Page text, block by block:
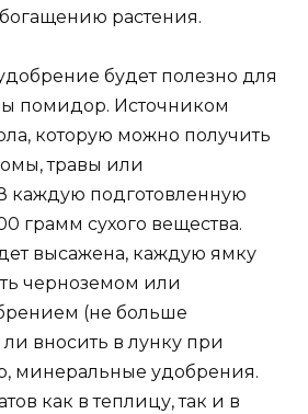
растения.
будет полезно для
помидор. Источником
которую можно получить
травы или
каждую подготовленную
грамм сухого вещества.
высажена, каждую ямку
черноземом или
(не больше
вносить в лунку при
минеральные удобрения.
как в теплицу, так и в